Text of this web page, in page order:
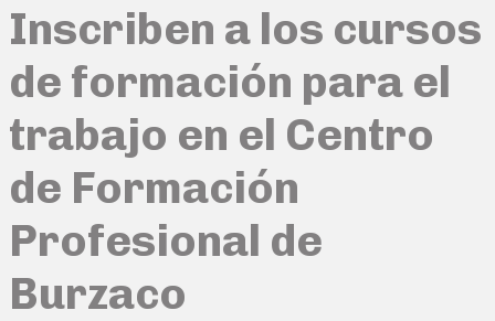
Inscriben a los cursos
de formación para el
trabajo en el Centro
de Formación
Profesional de
Burzaco